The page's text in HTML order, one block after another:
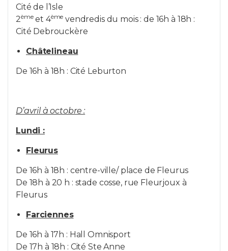
Cité de l’Isle
2èmeet 4ème vendredis du mois : de 16h à 18h :
Cité Debrouckère
Châtelineau
De 16h à 18h : Cité Leburton
D’avril à octobre :
Lundi :
Fleurus
De 16h à 18h : centre-ville/ place de Fleurus
De 18h à 20 h : stade cosse, rue Fleurjoux à
Fleurus
Farciennes
De 16h à 17h : Hall Omnisport
De 17h à 18h : Cité Ste Anne